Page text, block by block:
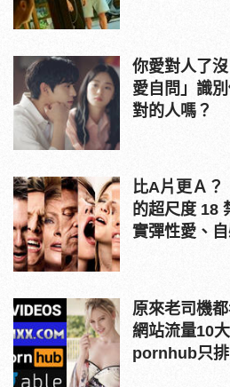
你愛對人了
愛自問」識
對的人嗎？
比A片更Ａ？
的超尺度 18
實彈性愛、
原來老司機
網站流量10
pornhub只